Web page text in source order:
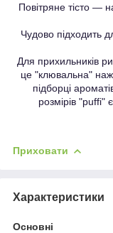
Повітряне тісто —
Чудово підходить
Для прихильників
це "клювальна"
підборці
розмірів
Приховати
Характеристики
Основні